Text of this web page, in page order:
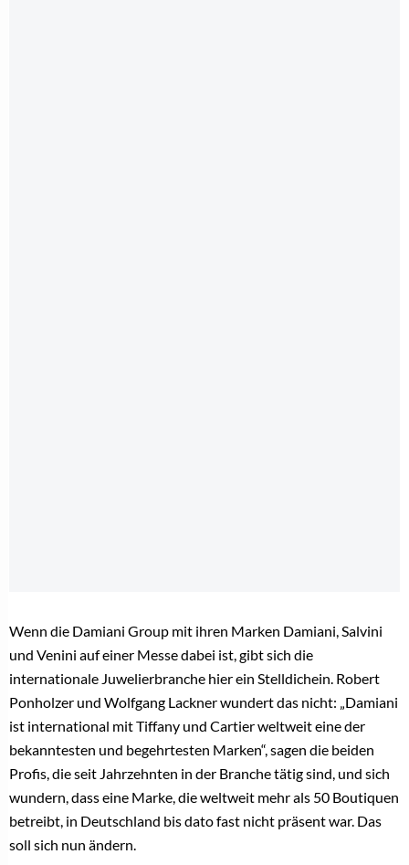
Wenn die Damiani Group mit ihren Marken Damiani, Salvini
und Venini auf einer Messe dabei ist, gibt sich die
internationale Juwelierbranche hier ein Stelldichein. Robert
Ponholzer und Wolfgang Lackner wundert das nicht: „Damiani
ist international mit Tiffany und Cartier weltweit eine der
bekanntesten und begehrtesten Marken“, sagen die beiden
Profis, die seit Jahrzehnten in der Branche tätig sind, und sich
wundern, dass eine Marke, die weltweit mehr als 50 Boutiquen
betreibt, in Deutschland bis dato fast nicht präsent war. Das
soll sich nun ändern.